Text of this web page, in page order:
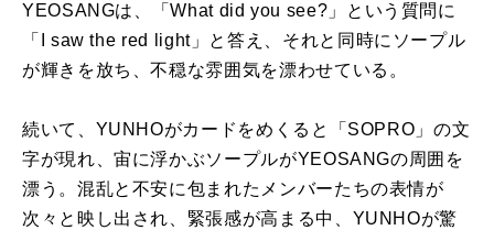
YEOSANGは、「What did you see? 」という質問に
「
I saw the red light」と答え、それと同時にソープル
が輝きを放ち、不穏な雰囲気を漂わせている。
続いて、 YUNHOがカードをめくると「 SOPRO 」の文
字が現れ、宙に浮かぶソープルがYEOSANGの周囲を
漂う。混乱と不安に包まれたメンバーたちの表情が
次々と映し出され、緊張感が高まる中、 YUNHOが驚